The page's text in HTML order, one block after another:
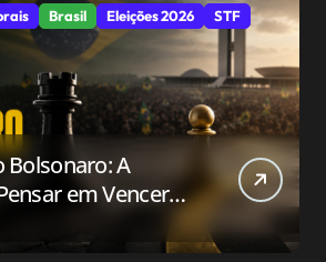
Brasil Eleições 2026 STF
Bolsonaro: A
em Vencer